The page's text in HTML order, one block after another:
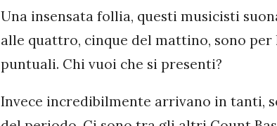
Una insensata follia, questi musicisti
alle quattro, cinque del mattino, sono
puntuali. Chi vuoi che si presenti?
Invece incredibilmente arrivano in tanti,